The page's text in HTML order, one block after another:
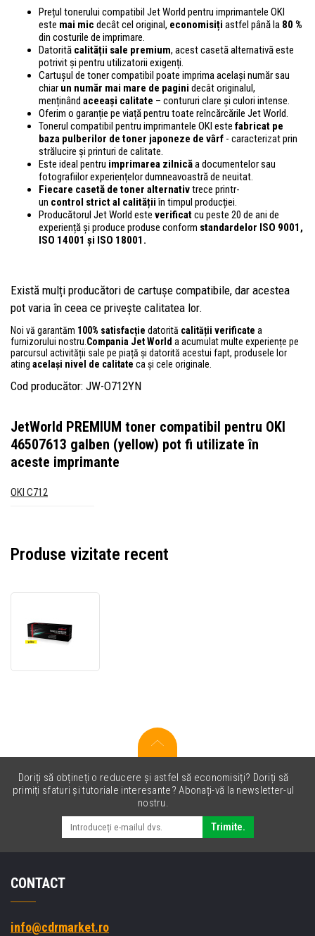
Prețul tonerului compatibil Jet World pentru imprimantele OKI
este mai mic decât cel original, economisiți astfel până la 80 %
din costurile de imprimare.
Datorită calității sale premium, acest casetă alternativă este
potrivit și pentru utilizatorii exigenți.
Cartușul de toner compatibil poate imprima același număr sau
chiar un număr mai mare de pagini decât originalul,
menținând aceeași calitate – contururi clare și culori intense.
Oferim o garanție pe viață pentru toate reîncărcările Jet World.
Tonerul compatibil pentru imprimantele OKI este fabricat pe
baza pulberilor de toner japoneze de vârf - caracterizat prin
strălucire și printuri de calitate.
Este ideal pentru imprimarea zilnicăa documentelor sau
fotografiilor experiențelor dumneavoastră de neuitat.
Fiecare casetă de toner alternativtrece printr-
un control strict al calitățiiîn timpul producției.
Producătorul Jet World este verificatcu peste 20 de ani de
experiență și produce produse conform standardelor ISO 9001,
ISO 14001 și ISO 18001.
Există mulți producători de cartușe compatibile, dar acestea
pot varia în ceea ce privește calitatea lor.
Noi vă garantăm 100% satisfacție datorită calității verificate a
furnizorului nostru. Compania Jet World a acumulat multe experiențe pe
parcursul activității sale pe piață și datorită acestui fapt, produsele lor
ating același nivel de calitate ca și cele originale.
Cod producător: JW-O712YN
JetWorld PREMIUM toner compatibil pentru OKI
46507613 galben (yellow) pot fi utilizate în
aceste imprimante
OKI C712
Produse vizitate recent
pentru
Doriți să obțineți o reducere și astfel să economisiți? Doriți să
primiți sfaturi și tutoriale interesante? Abonați-vă la newsletter-ul
nostru.
Trimite.
CONTACT
info@cdrmarket.ro